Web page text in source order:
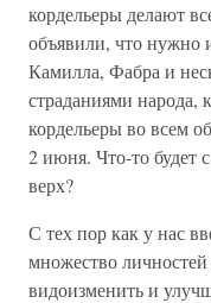
кордельеры делают
объявили, что нужно
Камилла, Фабра и
страданиями народа,
кордельеры во всем
2 июня. Что-то будет
верх?
С тех пор как у нас
множество личностей
видоизменить и